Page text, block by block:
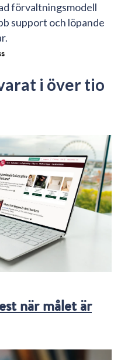
förvaltningsmodell
support och löpande
i över tio
när målet är